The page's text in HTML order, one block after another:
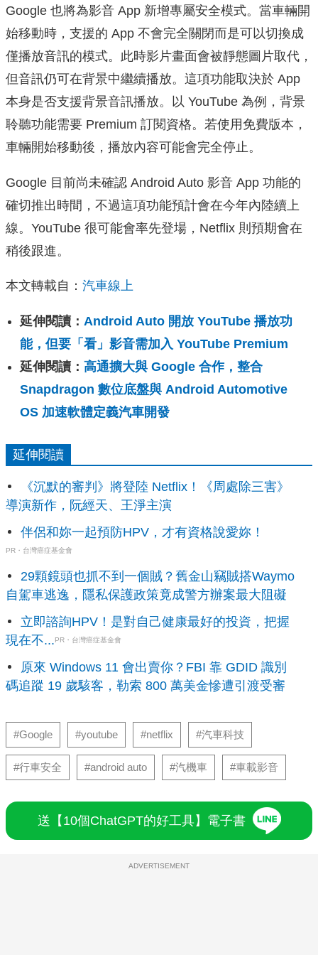
Google 也將為影音 App 新增專屬安全模式。當車輛開
始移動時，支援的 App 不會完全關閉而是可以切換成
僅播放音訊的模式。此時影片畫面會被靜態圖片取代，
但音訊仍可在背景中繼續播放。這項功能取決於 App
本身是否支援背景音訊播放。以 YouTube 為例，背景
聆聽功能需要 Premium 訂閱資格。若使用免費版本，
車輛開始移動後，播放內容可能會完全停止。
Google 目前尚未確認 Android Auto 影音 App 功能的
確切推出時間，不過這項功能預計會在今年內陸續上
線。YouTube 很可能會率先登場，Netflix 則預期會在
稍後跟進。
本文轉載自： 汽車線上
延伸閱讀： Android Auto 開放 YouTube 播放功
能，但要「看」影音需加入 YouTube Premium
延伸閱讀： 高通擴大與 Google 合作，整合
Snapdragon 數位底盤與 Android Automotive
OS 加速軟體定義汽車開發
延伸閱讀
《沉默的審判》將登陸 Netflix！《周處除三害》
導演新作，阮經天、王淨主演
伴侶和妳一起預防HPV，才有資格說愛妳！
PR・台灣癌症基金會
29顆鏡頭也抓不到一個賊？舊金山竊賊搭Waymo
自駕車逃逸，隱私保護政策竟成警方辦案最大阻礙
立即諮詢HPV！是對自己健康最好的投資，把握
現在不...PR・台灣癌症基金會
原來 Windows 11 會出賣你？FBI 靠 GDID 識別
碼追蹤 19 歲駭客，勒索 800 萬美金慘遭引渡受審
#Google #youtube #netflix #汽車科技
#行車安全 #android auto #汽機車 #車載影音
送【10個ChatGPT的好工具】電子書
ADVERTISEMENT